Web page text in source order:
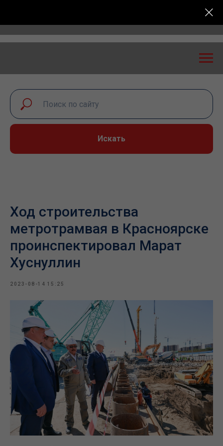
экспертный диалог – 2026»
Искать
Ход строительства
метротрамвая в Красноярске
проинспектировал Марат
Хуснуллин
2023-08-14 15:25